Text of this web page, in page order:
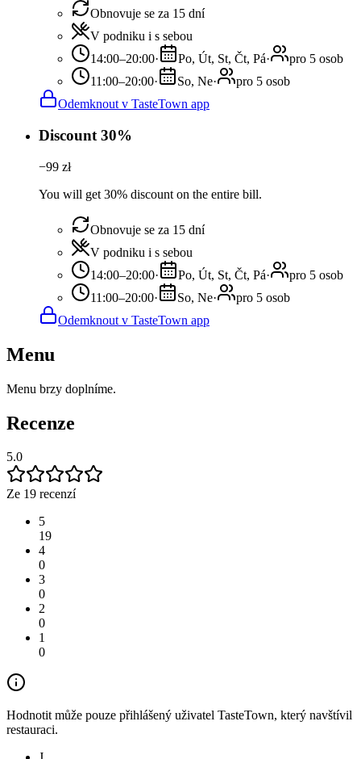
Obnovuje se za 15 dní
V podniku i s sebou
14:00–20:00· Po, Út, St, Čt, Pá·
pro 5 osob
11:00–20:00· So, Ne·
pro 5 osob
Odemknout v TasteTown app
Discount 30%
−99 zł
You will get 30% discount on the entire bill.
Obnovuje se za 15 dní
V podniku i s sebou
14:00–20:00· Po, Út, St, Čt, Pá·
pro 5 osob
11:00–20:00· So, Ne·
pro 5 osob
Odemknout v TasteTown app
Menu
Menu brzy doplníme.
Recenze
5.0
Ze 19 recenzí
5
19
4
0
3
0
2
0
1
0
Hodnotit může pouze přihlášený uživatel TasteTown, který navštívil
restauraci.